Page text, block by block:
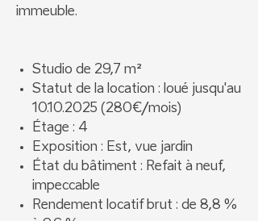
immeuble.
Studio de 29,7 m²
Statut de la location : loué jusqu'au
10.10.2025 (280€/mois)
Étage : 4
Exposition : Est, vue jardin
État du bâtiment : Refait à neuf,
impeccable
Rendement locatif brut : de 8,8 %